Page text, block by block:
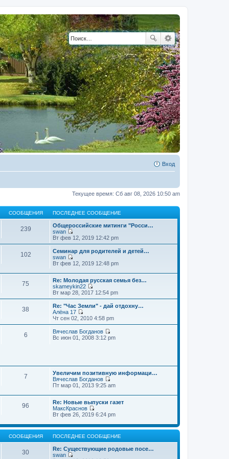
Вход
Текущее время: Сб авг 08, 2026 10:50 am
СООБЩЕНИЯ ПОСЛЕДНЕЕ СООБЩЕНИЕ
239
Общероссийские митинги "Росси…
swan
П
е
р
е
й
т
и
к
п
о
с
л
е
д
м
у
б
щ
е
н
ю
Вт фев 12, 2019 12:42 pm
102
Семинар для родителей и детей…
swan
П
р
е
й
т
и
к
п
о
с
л
е
у
с
о
о
щ
е
н
и
Вт фев 12, 2019 12:48 pm
75
Re: Молодая русская семья без…
skameykin22
П
е
р
е
й
к
п
е
д
н
е
у
с
о
о
щ
н
ю
Вт мар 28, 2017 12:54 pm
38
Re: "Час Земли" - дай отдохну…
Алёна 17
П
е
р
е
й
п
о
с
л
д
н
е
м
с
о
о
щ
Чт сен 02, 2010 4:58 pm
6
Вячеслав Богданов
П
т
и
п
л
д
е
м
у
с
Вс июн 01, 2008 3:12 pm
7
Увеличим позитивную информаци…
Вячеслав Богданов
П
р
е
т
к
п
о
л
Пт мар 01, 2013 9:25 am
96
Re: Новые выпуски газет
МаксКраснов
П
р
е
й
т
и
Вт фев 26, 2019 6:24 pm
СООБЩЕНИЯ ПОСЛЕДНЕЕ СООБЩЕНИЕ
30
Re: Существующие родовые посе…
swan